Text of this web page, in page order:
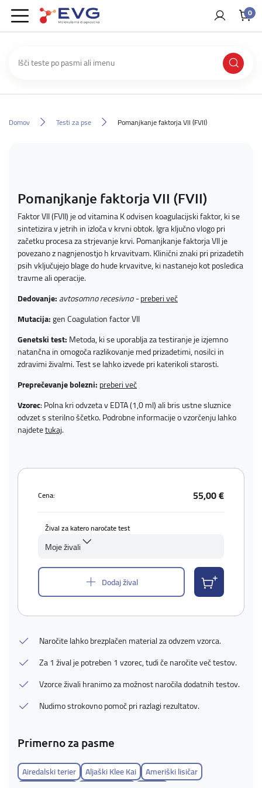
0
Domov Testi za pse Pomanjkanje faktorja VII (FVII)
Pomanjkanje faktorja VII (FVII)
Faktor VII (FVII) je od vitamina K odvisen koagulacijski faktor, ki se
sintetizira v jetrih in izloča v krvni obtok. Igra ključno vlogo pri
začetku procesa za strjevanje krvi. Pomanjkanje faktorja VII je
povezano z nagnjenostjo h krvavitvam. Klinični znaki pri prizadetih
psih vključujejo blage do hude krvavitve, ki nastanejo kot posledica
travme ali operacije.
Dedovanje:avtosomno recesivno -preberi več
Mutacija:gen Coagulation factor VII
Genetski test:Metoda, ki se uporablja za testiranje je izjemno
natančna in omogoča razlikovanje med prizadetimi, nosilci in
zdravimi živalmi. Test se lahko izvede pri katerikoli starosti.
Preprečevanje bolezni:preberi več
Vzorec: Polna kri odvzeta v EDTA (1,0 ml) ali bris ustne sluznice
odvzet s sterilno ščetko. Podrobne informacije o vzorčenju lahko
najdetetukaj.
Cena: 55,00 €
Žival za katero naročate test
Moje živali
Dodaj žival
Naročite lahko brezplačen material za odvzem vzorca.
Za 1 žival je potreben 1 vzorec, tudi če naročite več testov.
Vzorce živali hranimo za možnost naročila dodatnih testov.
Nudimo strokovno pomoč pri razlagi rezultatov.
Primerno za pasme
Airedalski terier Aljaški Klee Kai
Ameriški lisičar